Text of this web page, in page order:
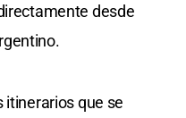
desde
itinerarios que se